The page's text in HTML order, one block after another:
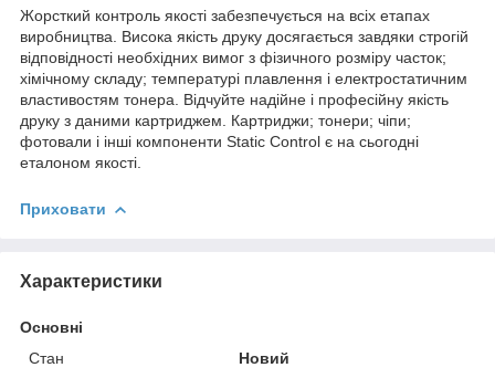
Жорсткий контроль якості забезпечується на всіх етапах
виробництва. Висока якість друку досягається завдяки строгій
відповідності необхідних вимог з фізичного розміру часток;
хімічному складу; температурі плавлення і електростатичним
властивостям тонера. Відчуйте надійне і професійну якість
друку з даними картриджем. Картриджи; тонери; чіпи;
фотовали і інші компоненти Static Control є на сьогодні
еталоном якості.
Приховати
Характеристики
Основні
Стан
Новий